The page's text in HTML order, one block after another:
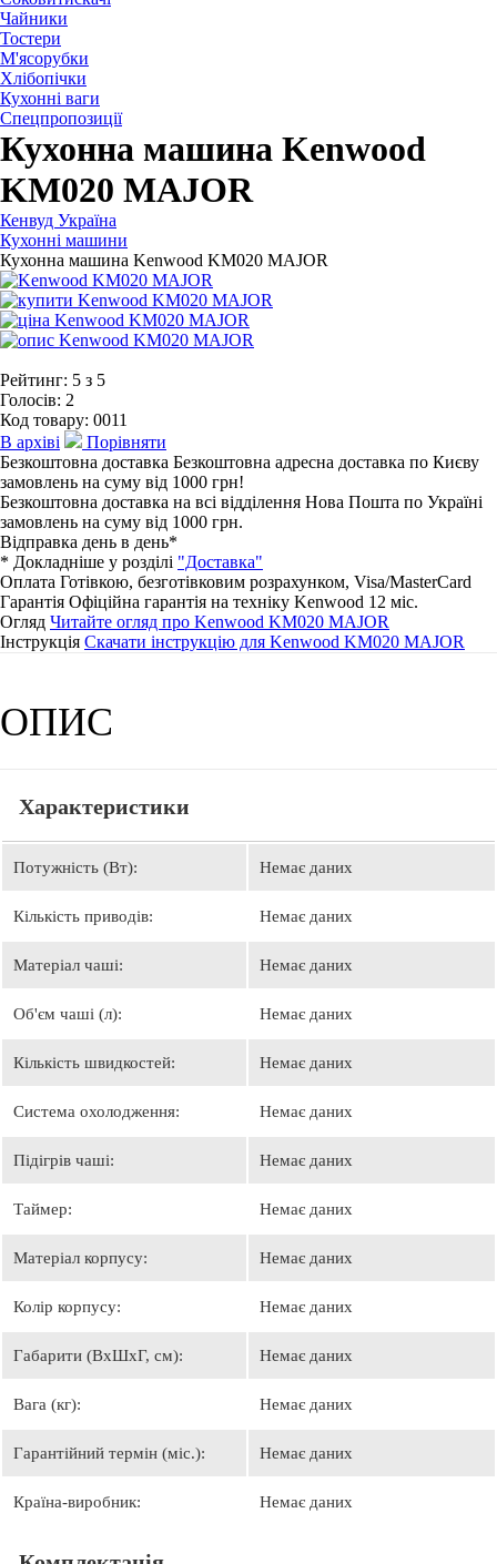
Чайники
Тостери
М'ясорубки
Хлібопічки
Кухонні ваги
Спецпропозиції
Кухонна машина Kenwood
KM020 MAJOR
Кенвуд Україна
Кухонні машини
Кухонна машина Kenwood KM020 MAJOR
Рейтинг: 5 з 5
Голосів: 2
Код товару: 0011
В архіві
Порівняти
Безкоштовна доставка Безкоштовна адресна доставка по Києву
замовлень на суму від 1000 грн!
Безкоштовна доставка на всі відділення Нова Пошта по Україні
замовлень на суму від 1000 грн.
Відправка день в день*
* Докладніше у розділі "Доставка"
Оплата Готівкою, безготівковим розрахунком, Visa/MasterCard
Гарантія Офіційна гарантія на техніку Kenwood 12 мiс.
Огляд Читайте огляд про Kenwood KM020 MAJOR
Інструкція Скачати інструкцію для Kenwood KM020 MAJOR
ОПИС
Характеристики
Потужність (Вт): Немає даних
Кількість приводів: Немає даних
Матеріал чаші: Немає даних
Об'єм чаші (л): Немає даних
Кількість швидкостей: Немає даних
Система охолодження: Немає даних
Підігрів чаші: Немає даних
Таймер: Немає даних
Матеріал корпусу: Немає даних
Колір корпусу: Немає даних
Габарити (ВхШхГ, см): Немає даних
Вага (кг): Немає даних
Гарантійний термін (міс.): Немає даних
Країна-виробник: Немає даних